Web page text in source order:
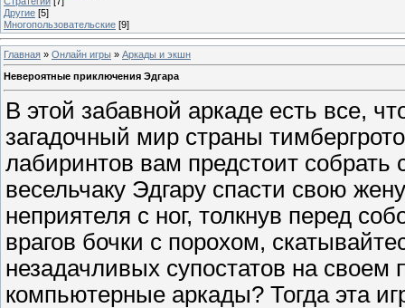
Другие [5]
Многопользовательские [9]
Главная » Онлайн игры » Аркады и экшн
Невероятные приключения Эдгара
В этой забавной аркаде есть все,
загадочный мир страны
лабиринтов вам предстоит
весельчаку Эдгару спасти свою
неприятеля с ног, толкнув перед
врагов бочки с порохом,
незадачливых супостатов на
компьютерные аркады? Тогда эта